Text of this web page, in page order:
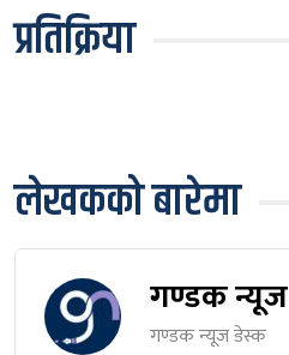
प्रतिक्रिया
लेखकको बारेमा
गण्डक न्यूज
गण्डक न्यूज डेस्क